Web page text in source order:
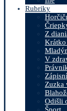
Rubriky
Z
Krátko
V
Zuzka
Odišli
Šport